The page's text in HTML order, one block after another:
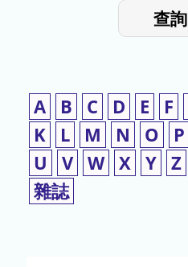
查詢
A B C D E F
K
L M N O P
U
V W X Y Z
雜誌